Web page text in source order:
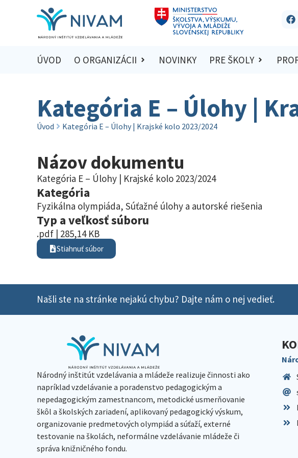
ÚVOD O ORGANIZÁCII NOVINKY PRE ŠKOLY
Kategória E – Úlohy |
Úvod Kategória E – Úlohy | Krajské kolo 2023/2024
Názov dokumentu
Kategória E – Úlohy | Krajské kolo 2023/2024
Kategória
Fyzikálna olympiáda, Súťažné úlohy a autorské riešenia
Typ a veľkosť súboru
.pdf | 285,14 KB
Stiahnuť súbor
Našli ste na stránke nejakú chybu? Dajte nám o nej vedieť.
Národný inštitút vzdelávania a mládeže realizuje činnosti ako
napríklad vzdelávanie a poradenstvo pedagogickým a
nepedagogickým zamestnancom, metodické usmerňovanie
škôl a školských zariadení, aplikovaný pedagogický výskum,
organizovanie predmetových olympiád a súťaží, externé
testovanie na školách, neformálne vzdelávanie mládeže či
správa knižničného fondu.